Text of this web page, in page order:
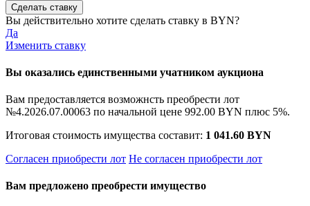
Вы действительно хотите сделать ставку в BYN?
Да
Изменить ставку
Вы оказались единственными учатником аукциона
Вам предоставляется возможнсть преобрести лот
№4.2026.07.00063 по начальной цене 992.00 BYN плюс 5%.
Итоговая стоимость имущества составит: 1 041.60 BYN
Согласен приобрести лот Не согласен приобрести лот
Вам предложено преобрести имущество